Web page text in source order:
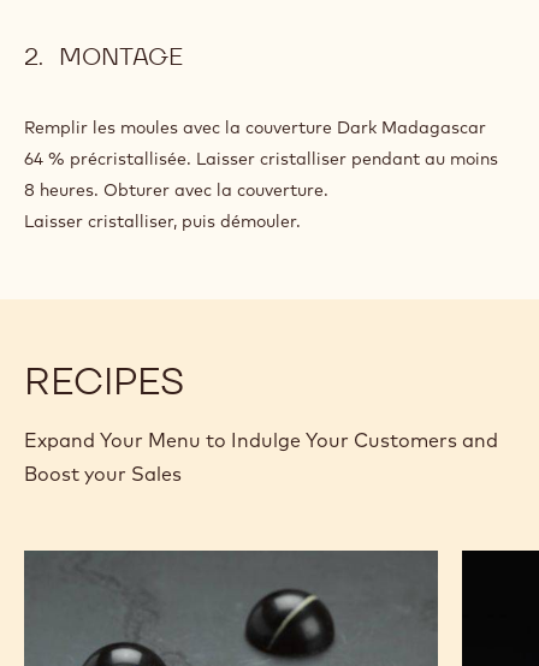
MONTAGE
Remplir les moules avec la couverture Dark Madagascar
64 % précristallisée. Laisser cristalliser pendant au moins
8 heures. Obturer avec la couverture.
Laisser cristalliser, puis démouler.
RECIPES
Expand Your Menu to Indulge Your Customers and
Boost your Sales